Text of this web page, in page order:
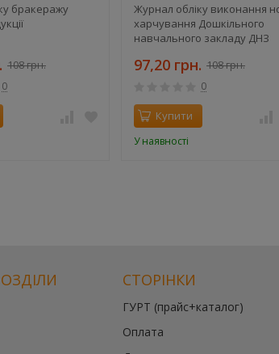
бракеражу
108 грн.
0
Журнал обліку виконання
харчування Дошкільного
навчального закладу ДНЗ
97,20 грн. 108 грн.
0
Купити
У наявності
СТОРІНКИ
ГУРТ (прайс+каталог)
Оплата